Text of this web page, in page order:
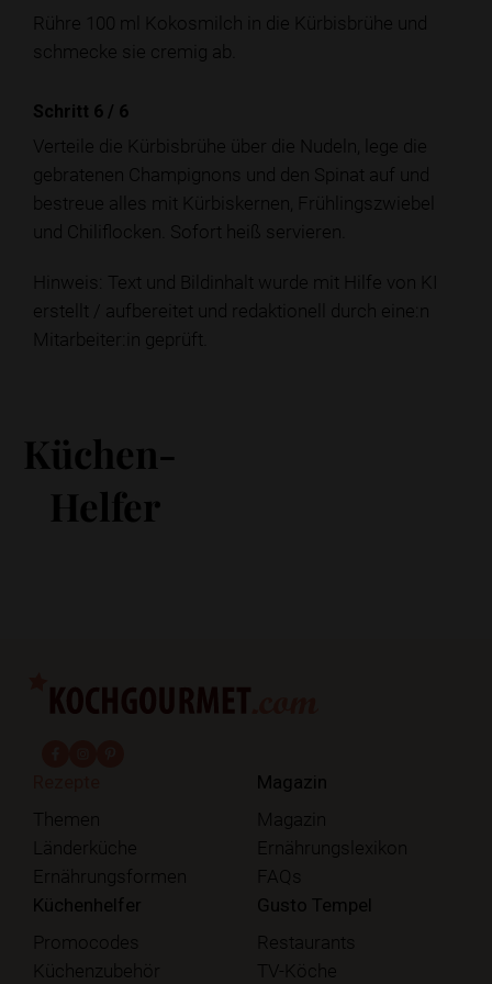
Rühre 100 ml Kokosmilch in die Kürbisbrühe und
schmecke sie cremig ab.
Schritt 6 / 6
Verteile die Kürbisbrühe über die Nudeln, lege die
gebratenen Champignons und den Spinat auf und
bestreue alles mit Kürbiskernen, Frühlingszwiebel
und Chiliflocken. Sofort heiß servieren.
Hinweis: Text und Bildinhalt wurde mit Hilfe von KI
erstellt / aufbereitet und redaktionell durch eine:n
Mitarbeiter:in geprüft.
Küchen-
Helfer
Themen
Länderküche
Ernährungsformen
Magazin
Magazin
Ernährungslexikon
FAQs
Küchenhelfer
Promocodes
Küchenzubehör
Gusto Tempel
Restaurants
TV-Köche